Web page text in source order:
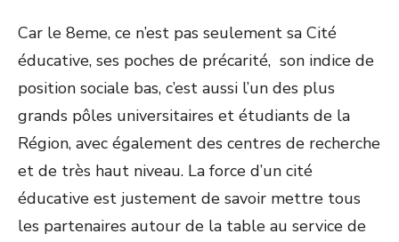
Car le 8eme, ce n’est pas seulement sa Cité
éducative, ses poches de précarité, son indice de
position sociale bas, c’est aussi l’un des plus
grands pôles universitaires et étudiants de la
Région, avec également des centres de recherche
et de très haut niveau. La force d’un cité
éducative est justement de savoir mettre tous
les partenaires autour de la table au service de